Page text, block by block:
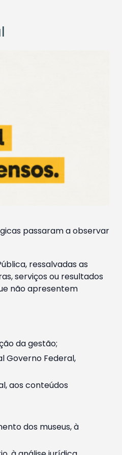
passaram a observar
ressalvadas as
serviços ou resultados
não apresentem
da gestão;
Governo Federal,
aos conteúdos
dos museus, à